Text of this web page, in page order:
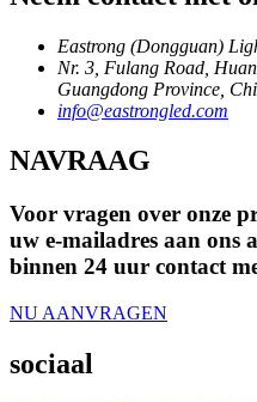
Eastrong (Dongguan)
Nr. 3, Fulang Road,
Guangdong Province,
info@eastrongled.com
NAVRAAG
Voor vragen over onze
uw e-mailadres aan ons
binnen 24 uur contact
NU AANVRAGEN
sociaal